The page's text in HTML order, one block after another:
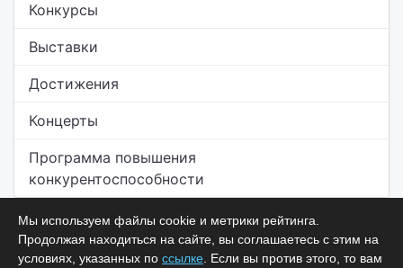
Конкурсы
Выставки
Достижения
Концерты
Программа повышения
конкурентоспособности
Мы используем файлы cookie и метрики рейтинга.
Продолжая находиться на сайте, вы соглашаетесь с этим на
условиях, указанных по ссылке . Если вы против этого, то вам